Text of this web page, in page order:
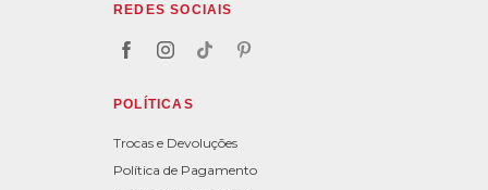
REDES SOCIAIS
POLÍTICAS
Trocas e Devoluções
Política de Pagamento